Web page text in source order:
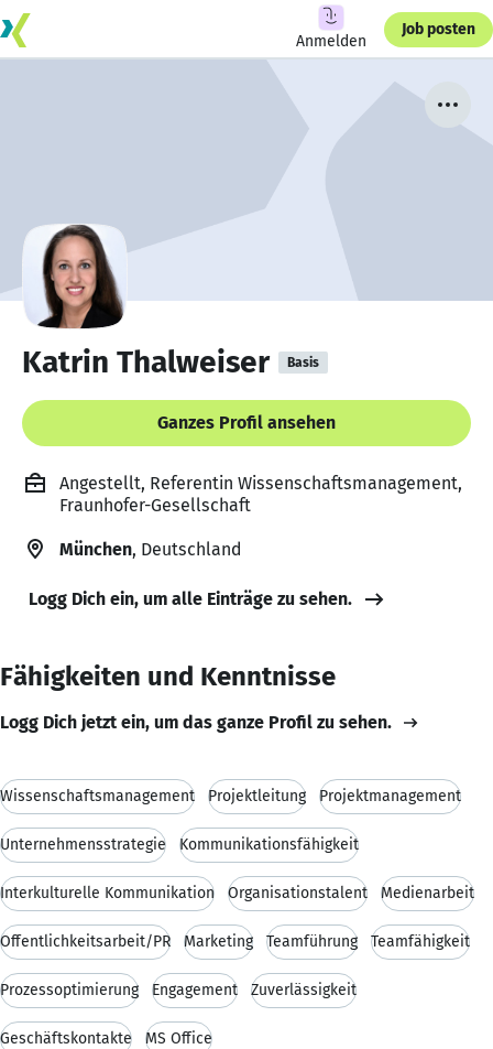
Anmelden
Job posten
Katrin Thalweiser Basis
Ganzes Profil ansehen
Angestellt, Referentin Wissenschaftsmanagement,
Fraunhofer-Gesellschaft
München, Deutschland
Logg Dich ein, um alle Einträge zu sehen.
Fähigkeiten und Kenntnisse
Logg Dich jetzt ein, um das ganze Profil zu sehen.
Wissenschaftsmanagement Projektleitung Projektmanagement
Unternehmensstrategie Kommunikationsfähigkeit
Interkulturelle Kommunikation Organisationstalent Medienarbeit
Öffentlichkeitsarbeit/PR Marketing Teamführung Teamfähigkeit
Prozessoptimierung Engagement Zuverlässigkeit
Geschäftskontakte MS Office